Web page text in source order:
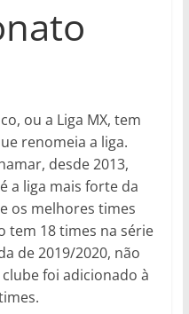
ou a Liga MX, tem
renomeia a liga.
desde 2013,
a liga mais forte da
os melhores times
tem 18 times na série
de 2019/2020, não
foi adicionado à